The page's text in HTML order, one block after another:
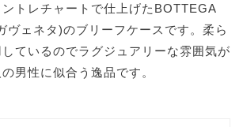
トレチャートで仕上げたBOTTEGA
ヴェネタ)のブリーフケースです。柔ら
ているのでラグジュアリーな雰囲気が
男性に似合う逸品です。